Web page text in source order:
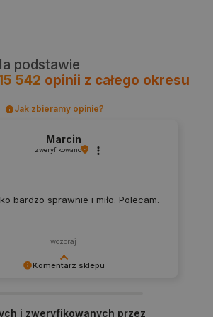
podstawie
542 opinii z całego okresu
Jak zbieramy opinie?
Komentarz sklepu
Marcin
zweryfikowano
bardzo sprawnie i miło. Polecam.
wczoraj
i zweryfikowanych przez